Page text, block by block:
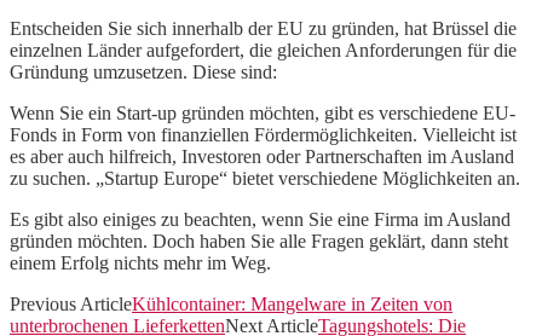
Entscheiden Sie sich innerhalb der EU zu gründen, hat Brüssel die
einzelnen Länder aufgefordert, die gleichen Anforderungen für die
Gründung umzusetzen. Diese sind:
Wenn Sie ein Start-up gründen möchten, gibt es verschiedene EU-
Fonds in Form von finanziellen Fördermöglichkeiten. Vielleicht ist
es aber auch hilfreich, Investoren oder Partnerschaften im Ausland
zu suchen. „Startup Europe“ bietet verschiedene Möglichkeiten an.
Es gibt also einiges zu beachten, wenn Sie eine Firma im Ausland
gründen möchten. Doch haben Sie alle Fragen geklärt, dann steht
einem Erfolg nichts mehr im Weg.
Previous ArticleKühlcontainer: Mangelware in Zeiten von
unterbrochenen LieferkettenNext ArticleTagungshotels: Die